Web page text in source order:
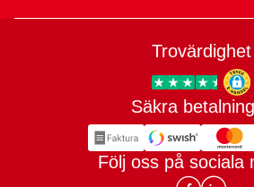
Trovärdighet
Säkra
Följ oss på sociala